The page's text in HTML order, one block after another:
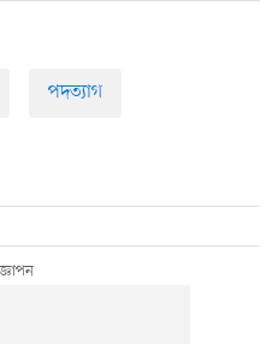
পদত্যাগ